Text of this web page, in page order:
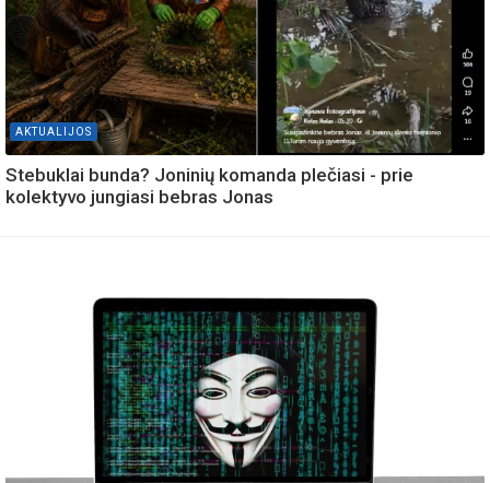
AKTUALIJOS
Stebuklai bunda? Joninių komanda plečiasi - prie
kolektyvo jungiasi bebras Jonas